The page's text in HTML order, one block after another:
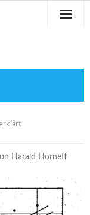
Harald Horneff